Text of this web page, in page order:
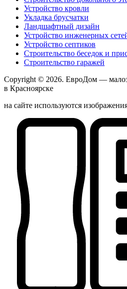
Устройство кровли
Укладка брусчатки
Ландшафтный дизайн
Устройство инженерных
Устройство септиков
Строительство беседок и
Строительство гаражей
Copyright © 2026. ЕвроДом —
в Красноярске
на сайте используются